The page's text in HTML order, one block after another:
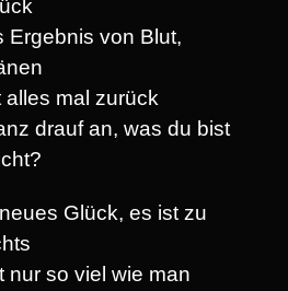
Ergebnis von Blut,
mal zurück
drauf an, was du bist
Glück, es ist zu
nur so viel wie man